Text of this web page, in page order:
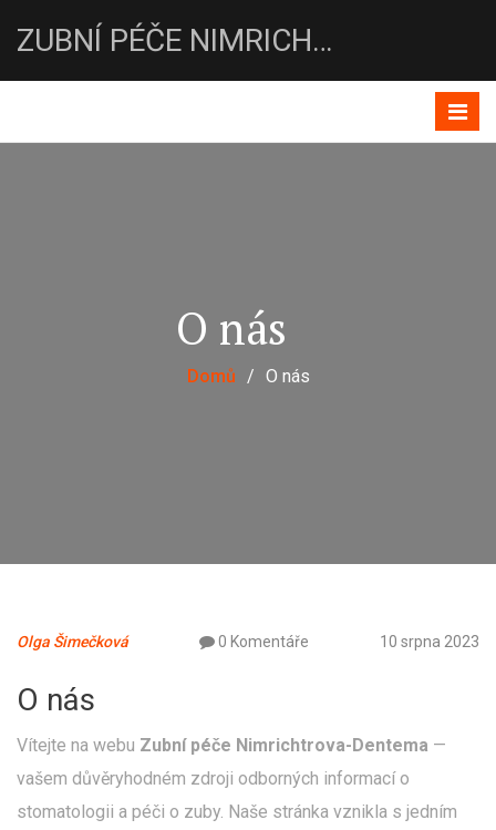
ZUBNÍ PÉČE NIMRICHTROVA-DENTEMA
O nás
Domů / O nás
Olga Šimečková 0 Komentáře 10 srpna 2023
O nás
Vítejte na webu Zubní péče Nimrichtrova-Dentema —
vašem důvěryhodném zdroji odborných informací o
stomatologii a péči o zuby. Naše stránka vznikla s jedním